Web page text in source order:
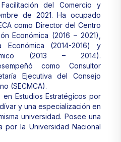
del Comercio y
de 2021. Ha ocupado
como Director del Centro
Económica (2016 – 2021),
Económica (2014-2016) y
(2013 – 2014).
como Consultor
Ejecutiva del Consejo
(SECMCA).
Estudios Estratégicos por
y una especialización en
universidad. Posee una
por la Universidad Nacional